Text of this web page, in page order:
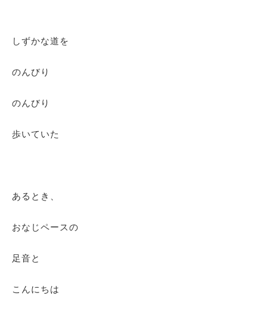
しずかな道を
のんびり
のんびり
歩いていた
あるとき、
おなじペースの
足音と
こんにちは